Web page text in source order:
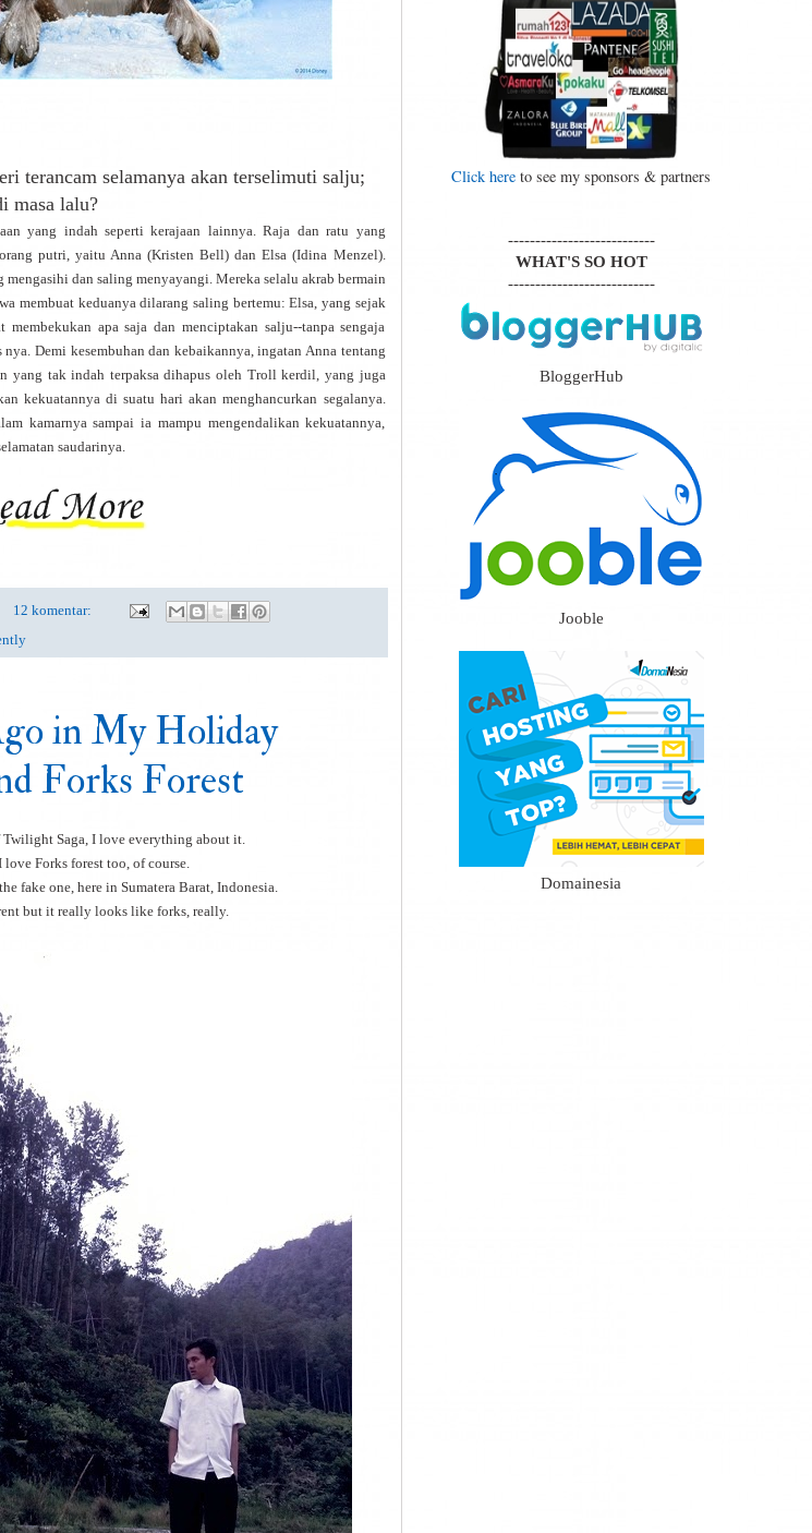
terancam selamanya akan terselimuti salju;
masa lalu?
yang indah seperti kerajaan lainnya. Raja dan ratu yang
putri, yaitu Anna (Kristen Bell) dan Elsa (Idina Menzel).
mengasihi dan saling menyayangi. Mereka selalu akrab bermain
membuat keduanya dilarang saling bertemu: Elsa, yang sejak
apa saja dan menciptakan salju--tanpa sengaja
Demi kesembuhan dan kebaikannya, ingatan Anna tentang
yang tak indah terpaksa dihapus oleh Troll kerdil, yang juga
kekuatannya di suatu hari akan menghancurkan segalanya.
kamarnya sampai ia mampu mengendalikan kekuatannya,
saudarinya.
12 komentar:
in My Holiday
Forks Forest
Twilight Saga, I love everything about it.
love Forks forest too, of course.
fake one, here in Sumatera Barat, Indonesia.
but it really looks like forks, really.
Click here to see my sponsors & partners
---------------------------
WHAT'S SO HOT
---------------------------
BloggerHub
Jooble
Domainesia